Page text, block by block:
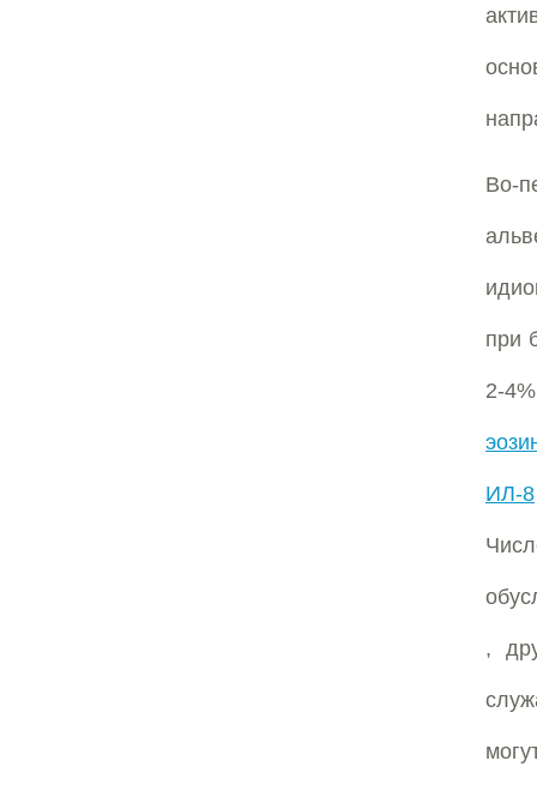
Во-
при
2-
ИЛ-8
,